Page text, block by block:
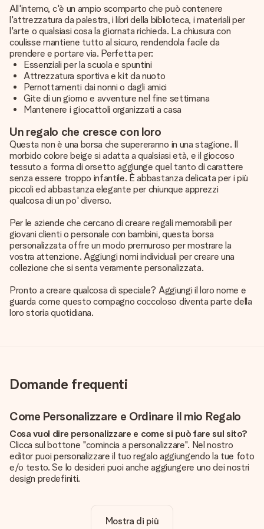
All'interno, c'è un ampio scomparto che può contenere
l'attrezzatura da palestra, i libri della biblioteca, i materiali per
l'arte o qualsiasi cosa la giornata richieda. La chiusura con
coulisse mantiene tutto al sicuro, rendendola facile da
prendere e portare via. Perfetta per:
Essenziali per la scuola e spuntini
Attrezzatura sportiva e kit da nuoto
Pernottamenti dai nonni o dagli amici
Gite di un giorno e avventure nel fine settimana
Mantenere i giocattoli organizzati a casa
Un regalo che cresce con loro
Questa non è una borsa che supereranno in una stagione. Il
morbido colore beige si adatta a qualsiasi età, e il giocoso
tessuto a forma di orsetto aggiunge quel tanto di carattere
senza essere troppo infantile. È abbastanza delicata per i più
piccoli ed abbastanza elegante per chiunque apprezzi
qualcosa di un po' diverso.
Per le aziende che cercano di creare regali memorabili per
giovani clienti o personale con bambini, questa borsa
personalizzata offre un modo premuroso per mostrare la
vostra attenzione. Aggiungi nomi individuali per creare una
collezione che si senta veramente personalizzata.
Pronto a creare qualcosa di speciale? Aggiungi il loro nome e
guarda come questo compagno coccoloso diventa parte della
loro storia quotidiana.
Domande frequenti
Come Personalizzare e Ordinare il mio Regalo
Cosa vuol dire personalizzare e come si può fare sul sito?
Clicca sul bottone "comincia a personalizzare". Nel nostro
editor puoi personalizzare il tuo regalo aggiungendo la tue foto
e/o testo. Se lo desideri puoi anche aggiungere uno dei nostri
design predefiniti.
Certo! Il prezzo mostrato include sempre la personalizzazione
Mostra di più